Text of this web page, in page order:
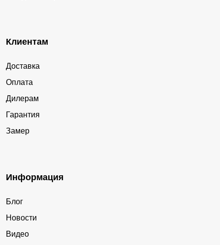
Клиентам
Доставка
Оплата
Дилерам
Гарантия
Замер
Информация
Блог
Новости
Видео